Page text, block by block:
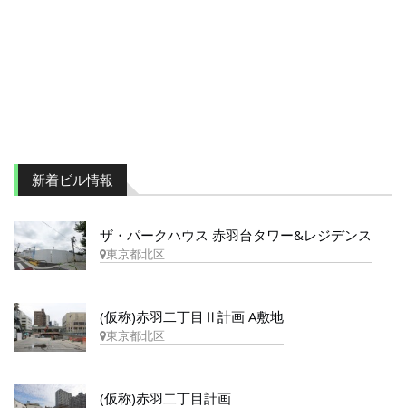
新着ビル情報
ザ・パークハウス 赤羽台タワー&レジデンス
東京都北区
(仮称)赤羽二丁目Ⅱ計画 A敷地
東京都北区
(仮称)赤羽二丁目計画